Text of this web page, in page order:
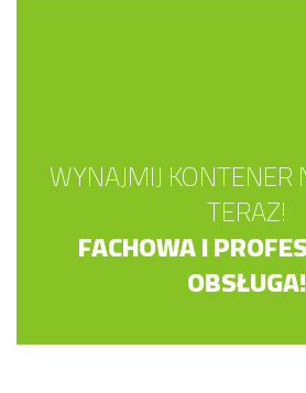
WYNAJMIJ KONTENER
TERAZ!
FACHOWA I
OBSŁUGA!